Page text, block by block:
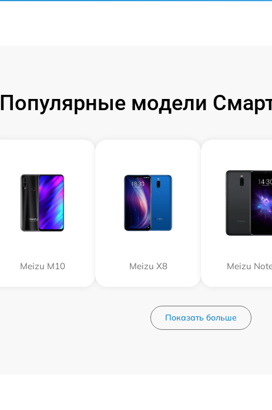
Популярные модели
Meizu M10 Meizu X8 Meizu
Показать больше